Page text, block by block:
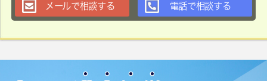
メールで相談する 電話で相談する